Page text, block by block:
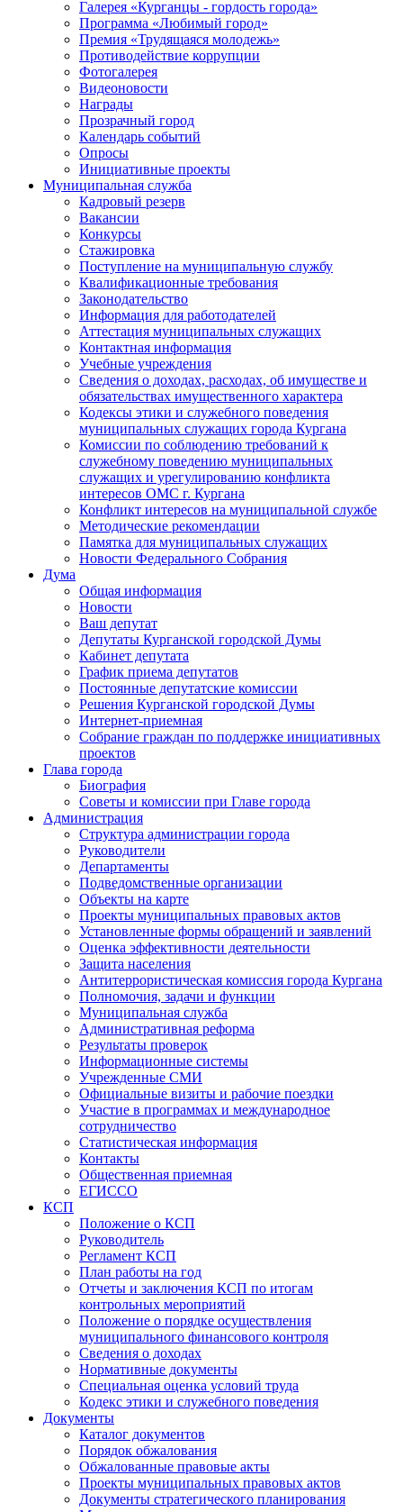
Галерея «Курганцы - гордость города»
Программа «Любимый город»
Премия «Трудящаяся молодежь»
Противодействие коррупции
Фотогалерея
Видеоновости
Награды
Прозрачный город
Календарь событий
Опросы
Инициативные проекты
Муниципальная служба
Кадровый резерв
Вакансии
Конкурсы
Стажировка
Поступление на муниципальную службу
Квалификационные требования
Законодательство
Информация для работодателей
Аттестация муниципальных служащих
Контактная информация
Учебные учреждения
Сведения о доходах, расходах, об имуществе и
обязательствах имущественного характера
Кодексы этики и служебного поведения
муниципальных служащих города Кургана
Комиссии по соблюдению требований к
служебному поведению муниципальных
служащих и урегулированию конфликта
интересов ОМС г. Кургана
Конфликт интересов на муниципальной службе
Методические рекомендации
Памятка для муниципальных служащих
Новости Федерального Cобрания
Дума
Общая информация
Новости
Ваш депутат
Депутаты Курганской городской Думы
Кабинет депутата
График приема депутатов
Постоянные депутатские комиссии
Решения Курганской городской Думы
Интернет-приемная
Собрание граждан по поддержке инициативных
проектов
Глава города
Биография
Советы и комиссии при Главе города
Администрация
Структура администрации города
Руководители
Департаменты
Подведомственные организации
Объекты на карте
Проекты муниципальных правовых актов
Установленные формы обращений и заявлений
Оценка эффективности деятельности
Защита населения
Антитеррористическая комиссия города Кургана
Полномочия, задачи и функции
Муниципальная служба
Административная реформа
Результаты проверок
Информационные системы
Учрежденные СМИ
Официальные визиты и рабочие поездки
Участие в программах и международное
сотрудничество
Статистическая информация
Контакты
Общественная приемная
ЕГИССО
КСП
Положение о КСП
Руководитель
Регламент КСП
План работы на год
Отчеты и заключения КСП по итогам
контрольных мероприятий
Положение о порядке осуществления
муниципального финансового контроля
Сведения о доходах
Нормативные документы
Специальная оценка условий труда
Кодекс этики и служебного поведения
Документы
Каталог документов
Порядок обжалования
Обжалованные правовые акты
Проекты муниципальных правовых актов
Документы стратегического планирования